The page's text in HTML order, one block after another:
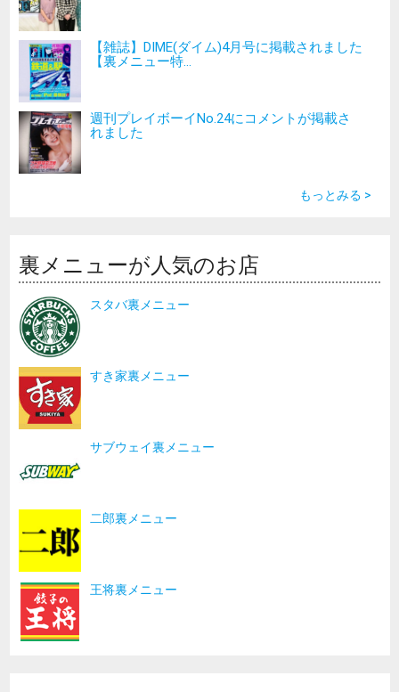
【雑誌】DIME(ダイム)4月号に掲載されました
【裏メニュー特...
週刊プレイボーイNo.24にコメントが掲載さ
れました
もっとみる >
裏メニューが人気のお店
スタバ裏メニュー
すき家裏メニュー
サブウェイ裏メニュー
二郎裏メニュー
王将裏メニュー